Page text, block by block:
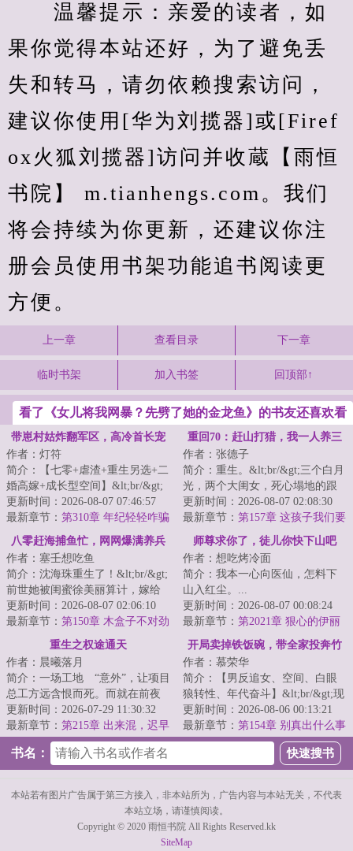
温馨提示：亲爱的读者，如
果你觉得本站还好，为了避免丢
失和转马，请勿依赖搜索访问，
建议你使用[华为刘揽器]或[Firef
ox火狐刘揽器]访问并收蔵【雨恒
书院】 m.tianhengs.com。我们
将会持续为你更新，还建议你注
册会员使用书架功能追书阅读更
方便。
上一章 查看目录 下一章
临时书架 加入书签 回顶部↑
看了《女儿将我网暴？先劈了她的金龙鱼》的书友还喜欢看
带崽村姑炸翻军区，高冷首长宠
作者：灯符
简介：【七零+虐渣+重生另选+二
婚高嫁+成长型空间】&lt;br/&gt;
结婚十八年，周文秋上照顾瞎眼
公爹多病婆...
更新时间：2026-08-07 07:46:57
最新章节： 第310章 年纪轻轻咋骗
人呢？
重回70：赶山打猎，我一人养三
作者：张德子
简介：重生。&lt;br/&gt;三个白月
光，两个大闺女，死心塌地的跟
着自己。&lt;br/&gt;不给她们养的
白白胖胖...
更新时间：2026-08-07 02:08:30
最新章节： 第157章 这孩子我们要
八零赶海捕鱼忙，网网爆满养兵
王
作者：塞壬想吃鱼
简介：沈海珠重生了！&lt;br/&gt;
前世她被闺蜜徐美丽算计，嫁给
了戴着老实人面具的徐俊生。
&lt;br/&gt;人...
更新时间：2026-08-07 02:06:10
最新章节： 第150章 木盒子不对劲
师尊求你了，徒儿你快下山吧
作者：想吃烤冷面
简介：我本一心向医仙，怎料下
山入红尘。...
更新时间：2026-08-07 00:08:24
最新章节： 第2021章 狠心的伊丽
重生之权途通天
作者：晨曦落月
简介：一场工地 “意外”，让项目
总工方远含恨而死。而就在前夜
他终于知道，自己当年的公务员
之路，是被...
更新时间：2026-07-29 11:30:32
最新章节： 第215章 出来混，迟早
开局卖掉铁饭碗，带全家投奔竹
马军官
作者：慕荣华
简介：【男反追女、空间、白眼
狼转性、年代奋斗】&lt;br/&gt;现
代八十岁老太楼新月穿书了。
&lt;br/&gt;不...
更新时间：2026-08-06 00:13:21
最新章节： 第154章 别真出什么事
情了
书名：
本站若有图片广告属于第三方接入，非本站所为，广告内容与本站无关，不代表
本站立场，请谨慎阅读。
Copyright © 2020 雨恒书院 All Rights Reserved.kk
SiteMap